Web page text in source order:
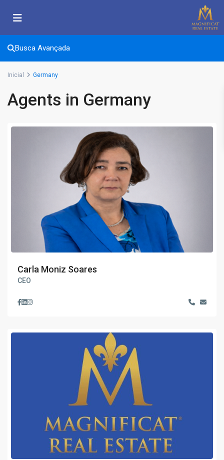
Busca Avançada
Inicial Germany
Agents in Germany
Carla Moniz Soares
CEO